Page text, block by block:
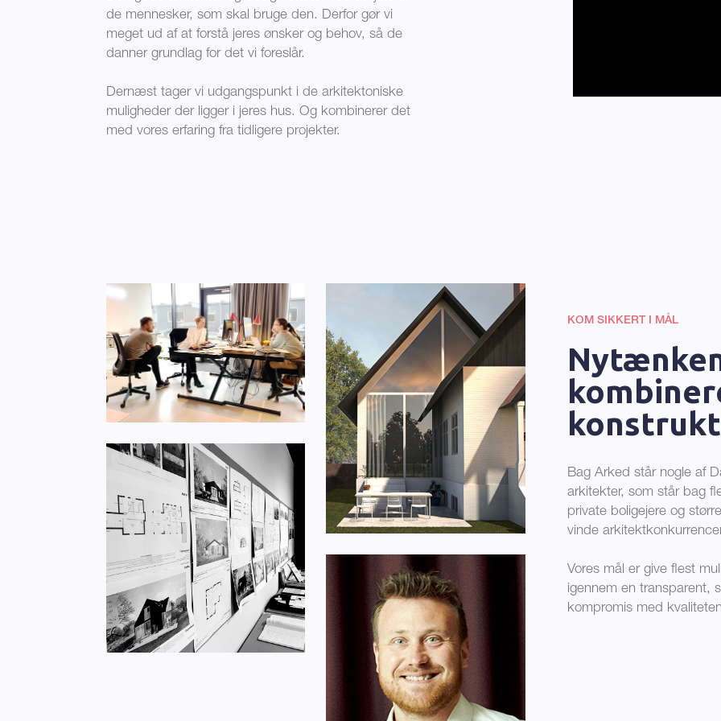
de mennesker, som skal bruge den. Derfor gør vi
meget ud af at forstå jeres ønsker og behov, så de
danner grundlag for det vi foreslår.
Dernæst tager vi udgangspunkt i de arkitektoniske
muligheder der ligger i jeres hus. Og kombinerer det
med vores erfaring fra tidligere projekter.
KOM SIKKERT I MÅL
Bag Arked står nogle af
arkitekter, som står bag
private boligejere og
vinde
Vores mål er give flest
igennem en transparent,
kompromis med